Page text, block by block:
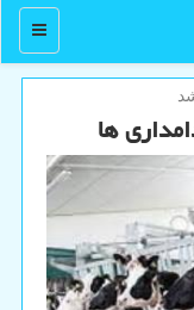
منو
ها